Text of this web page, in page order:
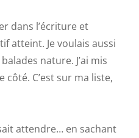
dans l’écriture et
atteint. Je voulais aussi
nature. J’ai mis
C’est sur ma liste,
attendre… en sachant